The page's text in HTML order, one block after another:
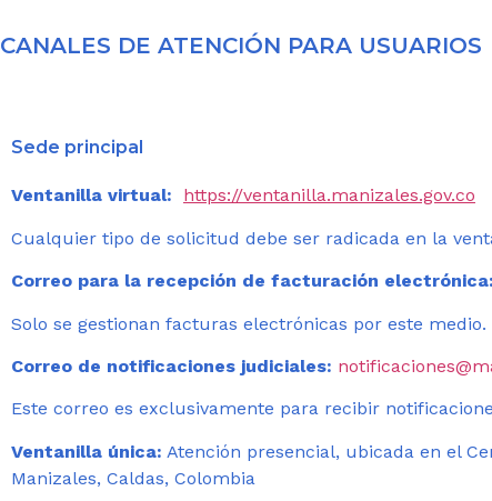
CANALES DE ATENCIÓN PARA USUARIOS
Sede principal
Ventanilla virtual: https://ventanilla.manizales.gov.co
Cualquier tipo de solicitud debe ser radicada en la
Correo para la recepción de facturación electrónica:
Solo se gestionan facturas electrónicas por este medio.
Correo de notificaciones judiciales:
Este correo es exclusivamente para recibir
Ventanilla única: Atención presencial, ubicada en el
Manizales, Caldas, Colombia